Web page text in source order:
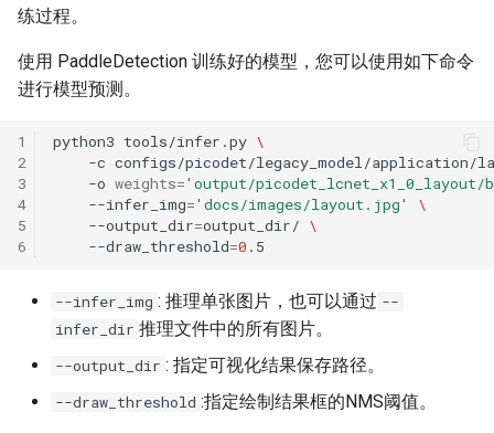
练过程。
使用 PaddleDetection 训练好的模型，您可以使用如下命令
进行模型预测。
1
2
3
4
5
6
python3 tools/infer.py \
-c configs/picodet/legacy_model/application/
-o weights='output/picodet_lcnet_x1_0_layout/
--infer_img='docs/images/layout.jpg'
\
--output_dir=output_dir/ \
--draw_threshold=0
--infer_img : 推理单张图片，也可以通过 --
infer_dir 推理文件中的所有图片。
--output_dir : 指定可视化结果保存路径。
--draw_threshold :指定绘制结果框的NMS阈值。